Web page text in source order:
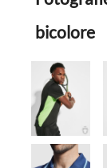
bicolore